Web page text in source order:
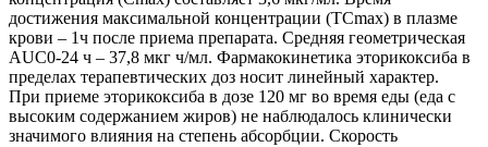
достижения максимальной концентрации (TCmax) в плазме
крови – 1ч после приема препарата. Средняя геометрическая
AUC0-24 ч – 37,8 мкг ч/мл. Фармакокинетика эторикоксиба в
пределах терапевтических доз носит линейный характер.
При приеме эторикоксиба в дозе 120 мг во время еды (еда с
высоким содержанием жиров) не наблюдалось клинически
значимого влияния на степень абсорбции. Скорость